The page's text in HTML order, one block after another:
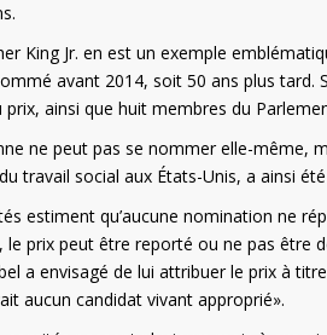
King Jr. en est un exemple
avant 2014, soit 50 ans plus
prix, ainsi que huit membres du
ne peut pas se nommer elle-même,
travail social aux États-Unis, a ainsi
estiment qu’aucune nomination ne
le prix peut être reporté ou ne pas être
a envisagé de lui attribuer le prix à
aucun candidat vivant approprié».